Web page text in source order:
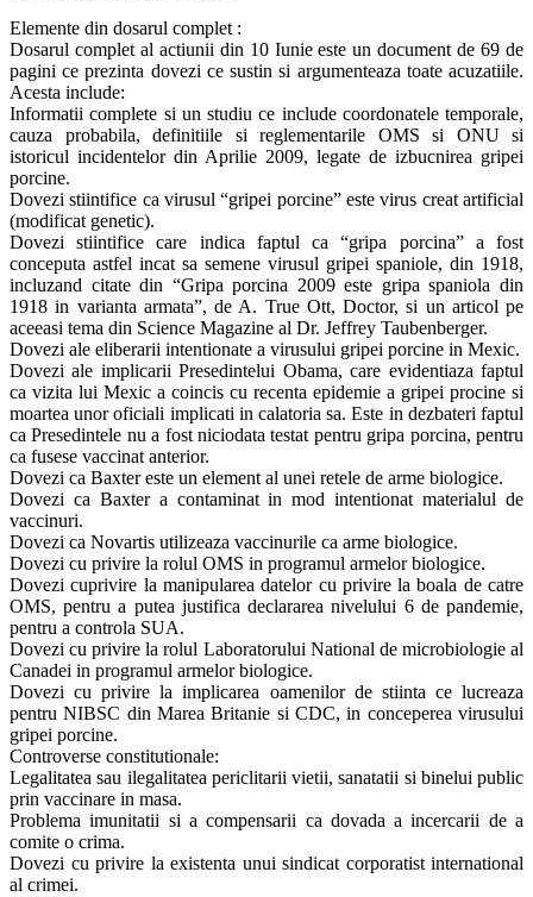
Elemente din dosarul complet :
Dosarul complet al actiunii din 10 Iunie este un document de 69 de
pagini ce prezinta dovezi ce sustin si argumenteaza toate acuzatiile.
Acesta include:
Informatii complete si un studiu ce include coordonatele temporale,
cauza probabila, definitiile si reglementarile OMS si ONU si
istoricul incidentelor din Aprilie 2009, legate de izbucnirea gripei
porcine.
Dovezi stiintifice ca virusul “gripei porcine” este virus creat artificial
(modificat genetic).
Dovezi stiintifice care indica faptul ca “gripa porcina” a fost
conceputa astfel incat sa semene virusul gripei spaniole, din 1918,
incluzand citate din “Gripa porcina 2009 este gripa spaniola din
1918 in varianta armata”, de A. True Ott, Doctor, si un articol pe
aceeasi tema din Science Magazine al Dr. Jeffrey Taubenberger.
Dovezi ale eliberarii intentionate a virusului gripei porcine in Mexic.
Dovezi ale implicarii Presedintelui Obama, care evidentiaza faptul
ca vizita lui Mexic a coincis cu recenta epidemie a gripei procine si
moartea unor oficiali implicati in calatoria sa. Este in dezbateri faptul
ca Presedintele nu a fost niciodata testat pentru gripa porcina, pentru
ca fusese vaccinat anterior.
Dovezi ca Baxter este un element al unei retele de arme biologice.
Dovezi ca Baxter a contaminat in mod intentionat materialul de
vaccinuri.
Dovezi ca Novartis utilizeaza vaccinurile ca arme biologice.
Dovezi cu privire la rolul OMS in programul armelor biologice.
Dovezi cuprivire la manipularea datelor cu privire la boala de catre
OMS, pentru a putea justifica declararea nivelului 6 de pandemie,
pentru a controla SUA.
Dovezi cu privire la rolul Laboratorului National de microbiologie al
Canadei in programul armelor biologice.
Dovezi cu privire la implicarea oamenilor de stiinta ce lucreaza
pentru NIBSC din Marea Britanie si CDC, in conceperea virusului
gripei porcine.
Controverse constitutionale:
Legalitatea sau ilegalitatea periclitarii vietii, sanatatii si binelui public
prin vaccinare in masa.
Problema imunitatii si a compensarii ca dovada a incercarii de a
comite o crima.
Dovezi cu privire la existenta unui sindicat corporatist international
al crimei.